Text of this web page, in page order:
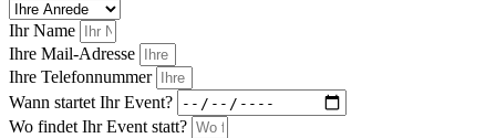
Ihr Name
Ihre Mail-Adresse
Ihre Telefonnummer
Wann startet Ihr Event?
Wo findet Ihr Event statt?